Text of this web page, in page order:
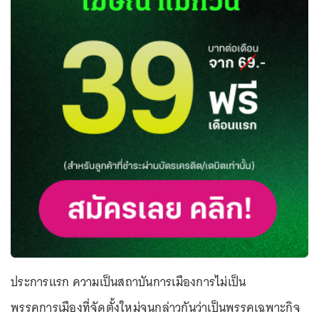
ประการแรก ความเป็นสถาบันการเมืองการไม่เป็น
พรรคการเมืองที่จัดตั้งใหม่จนกล่าวกันว่าเป็นพรรคเฉพาะกิจ